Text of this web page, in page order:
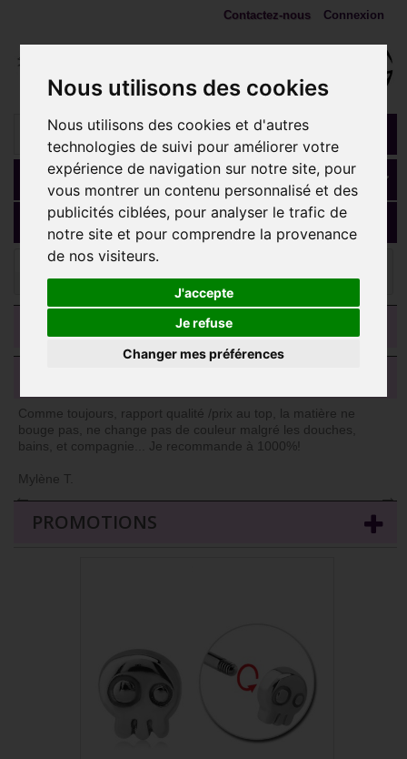
Nous utilisons des cookies
Nous utilisons des cookies et d'autres
technologies de suivi pour améliorer votre
expérience de navigation sur notre site, pour
vous montrer un contenu personnalisé et des
publicités ciblées, pour analyser le trafic de
notre site et pour comprendre la provenance
de nos visiteurs.
J'accepte
Je refuse
Changer mes préférences
Connexion
Contactez-nous
Panier (vide)
MENU
Embouts 1,6 mm (Accessoires)
mort acier 316L, à visser 1,6 mm SC 400
Comme toujours, rapport qualité /prix au top, la matière ne
bouge pas, ne change pas de couleur malgré les douches,
bains, et compagnie... Je recommande à 1000%!
Mylène T.
→
←
PROMOTIONS